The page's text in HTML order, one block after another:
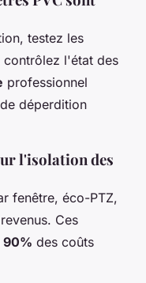
testez les
l'état des
professionnel
déperdition
l'isolation des
fenêtre, éco-PTZ,
Ces
90% des coûts